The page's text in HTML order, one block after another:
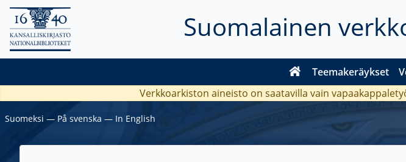
Suomalainen
Teemakeräykset
Verkkoarkiston aineisto on saatavilla vain
Suomeksi ― På svenska ― In English